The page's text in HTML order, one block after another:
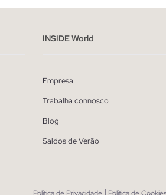
INSIDE World
Empresa
Trabalha connosco
Blog
Saldos de Verão
|